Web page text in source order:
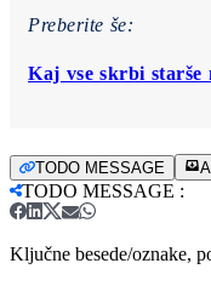
Preberite še:
Kaj vse skrbi starše
TODO MESSAGE
TODO MESSAGE :
Ključne besede/oznake,